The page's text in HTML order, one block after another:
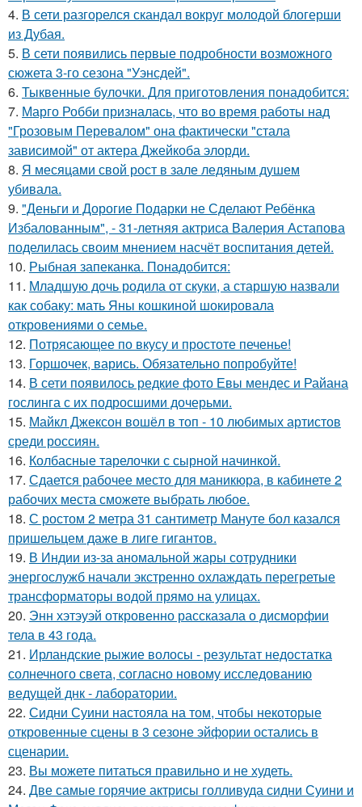
4. В сети разгорелся скандал вокруг молодой блогерши
из Дубая.
5. В сети появились первые подробности возможного
сюжета 3-го сезона "Уэнсдей".
6. Тыквенные булочки. Для приготовления понадобится:
7. Марго Робби призналась, что во время работы над
"Грозовым Перевалом" она фактически "стала
зависимой" от актера Джейкоба элорди.
8. Я месяцами свой рост в зале ледяным душем
убивала.
9. "Деньги и Дорогие Подарки не Сделают Ребёнка
Избалованным", - 31-летняя актриса Валерия Астапова
поделилась своим мнением насчёт воспитания детей.
10. Рыбная запеканка. Понадобится:
11. Младшую дочь родила от скуки, а старшую назвали
как собаку: мать Яны кошкиной шокировала
откровениями о семье.
12. Потрясающее по вкусу и простоте печенье!
13. Горшочек, варись. Обязательно попробуйте!
14. В сети появилось редкие фото Евы мендес и Райана
гослинга с их подросшими дочерьми.
15. Майкл Джексон вошёл в топ - 10 любимых артистов
среди россиян.
16. Колбасные тарелочки с сырной начинкой.
17. Сдается рабочее место для маникюра, в кабинете 2
рабочих места сможете выбрать любое.
18. С ростом 2 метра 31 сантиметр Мануте бол казался
пришельцем даже в лиге гигантов.
19. В Индии из-за аномальной жары сотрудники
энергослужб начали экстренно охлаждать перегретые
трансформаторы водой прямо на улицах.
20. Энн хэтэуэй откровенно рассказала о дисморфии
тела в 43 года.
21. Ирландские рыжие волосы - результат недостатка
солнечного света, согласно новому исследованию
ведущей днк - лаборатории.
22. Сидни Суини настояла на том, чтобы некоторые
откровенные сцены в 3 сезоне эйфории остались в
сценарии.
23. Вы можете питаться правильно и не худеть.
24. Две самые горячие актрисы голливуда сидни Суини и